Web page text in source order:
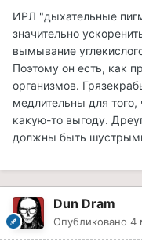
ИРЛ "дыхательные
значительно
вымывание
Поэтому он есть, как
организмов.
медлительны для того,
какую-то выгоду.
должны быть
Dun Dram
Опубликовано 4